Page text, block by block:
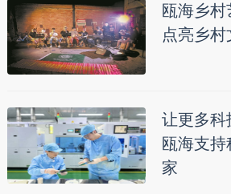
瓯海乡
点亮乡
让更多科
瓯海支
家